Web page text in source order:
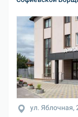
ул. Яблочная,